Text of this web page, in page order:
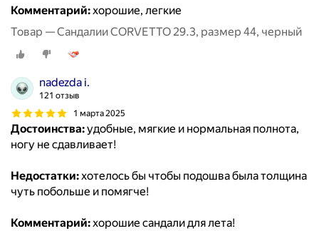
Комментарий:хорошие, легкие
Товар — Сандалии CORVETTO 29.3, размер 44, черный
nadezda i.
121 отзыв
1 марта 2025
Достоинства:удобные, мягкие и нормальная полнота,
ногу не сдавливает!
Недостатки:хотелось бы чтобы подошва была толщина
чуть побольше и помягче!
Комментарий:хорошие сандали для лета!